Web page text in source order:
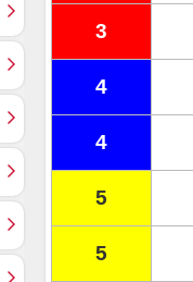
3
4
4
5
5